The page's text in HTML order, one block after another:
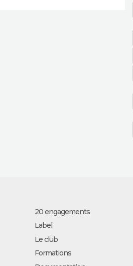
20 engagements
Label
Le club
Formations